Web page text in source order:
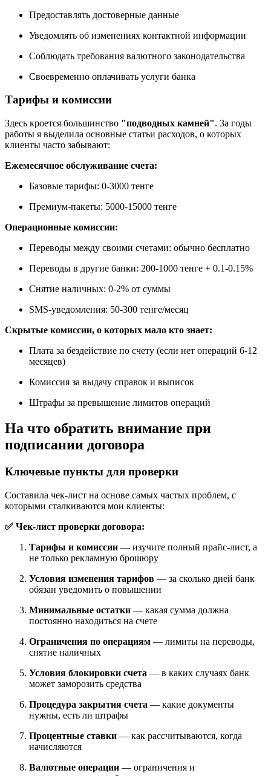
Предоставлять достоверные данные
Уведомлять об изменениях контактной информации
Соблюдать требования валютного законодательства
Своевременно оплачивать услуги банка
Тарифы и комиссии
Здесь кроется большинство "подводных камней". За годы
работы я выделила основные статьи расходов, о которых
клиенты часто забывают:
Ежемесячное обслуживание счета:
Базовые тарифы: 0-3000 тенге
Премиум-пакеты: 5000-15000 тенге
Операционные комиссии:
Переводы между своими счетами: обычно бесплатно
Переводы в другие банки: 200-1000 тенге + 0.1-0.15%
Снятие наличных: 0-2% от суммы
SMS-уведомления: 50-300 тенге/месяц
Скрытые комиссии, о которых мало кто знает:
Плата за бездействие по счету (если нет операций 6-12
месяцев)
Комиссия за выдачу справок и выписок
Штрафы за превышение лимитов операций
На что обратить внимание при
подписании договора
Ключевые пункты для проверки
Составила чек-лист на основе самых частых проблем, с
которыми сталкиваются мои клиенты:
✅ Чек-лист проверки договора:
Тарифы и комиссии — изучите полный прайс-лист, а
не только рекламную брошюру
Условия изменения тарифов — за сколько дней банк
обязан уведомить о повышении
Минимальные остатки — какая сумма должна
постоянно находиться на счете
Ограничения по операциям — лимиты на переводы,
снятие наличных
Условия блокировки счета — в каких случаях банк
может заморозить средства
Процедура закрытия счета — какие документы
нужны, есть ли штрафы
Процентные ставки — как рассчитываются, когда
начисляются
Валютные операции — ограничения и